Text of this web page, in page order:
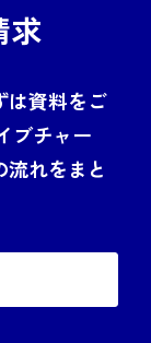
求
は資料をご
ブチャー
流れをまと